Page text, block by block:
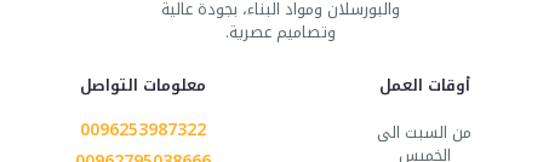
والبورسلان ومواد البناء، بجودة عالية
وتصاميم عصرية.
أوقات العمل
من السبت الى
الخميس
معلومات التواصل
0096253987322